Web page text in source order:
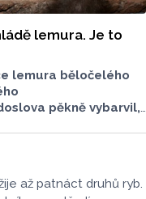
lemura. Je to
lemura běločelého
pěkně vybarvil,
totiž bývají
se pyšní bílým
až patnáct druhů ryb.